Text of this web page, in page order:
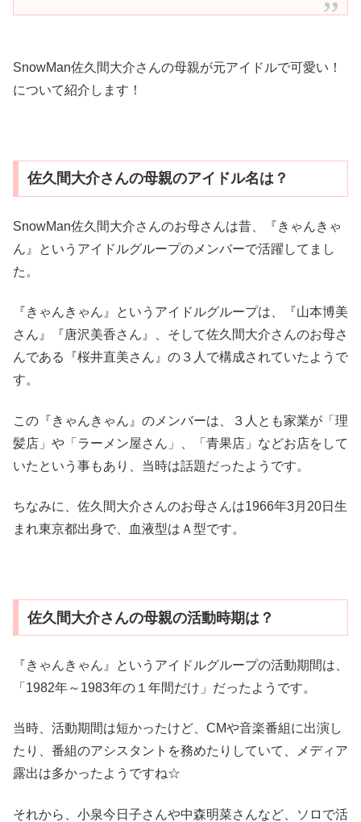
SnowMan佐久間大介さんの母親が元アイドルで可愛い！
について紹介します！
佐久間大介さんの母親のアイドル名は？
SnowMan佐久間大介さんのお母さんは昔、『きゃんきゃ
ん』というアイドルグループのメンバーで活躍してまし
た。
『きゃんきゃん』というアイドルグループは、『山本博美
さん』『唐沢美香さん』、そして佐久間大介さんのお母さ
んである『桜井直美さん』の３人で構成されていたようで
す。
この『きゃんきゃん』のメンバーは、３人とも家業が「理
髪店」や「ラーメン屋さん」、「青果店」などお店をして
いたという事もあり、当時は話題だったようです。
ちなみに、佐久間大介さんのお母さんは1966年3月20日生
まれ東京都出身で、血液型はＡ型です。
佐久間大介さんの母親の活動時期は？
『きゃんきゃん』というアイドルグループの活動期間は、
「1982年～1983年の１年間だけ」だったようです。
当時、活動期間は短かったけど、CMや音楽番組に出演し
たり、番組のアシスタントを務めたりしていて、メディア
露出は多かったようですね☆
それから、小泉今日子さんや中森明菜さんなど、ソロで活